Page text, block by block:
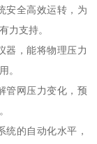
安全高效运转，为
力支持。
器，能将物理压力
。
管网压力变化，预
的自动化水平，